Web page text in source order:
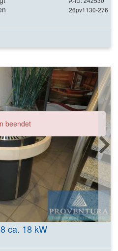
26pv1130-276
beendet
ca. 18 kW